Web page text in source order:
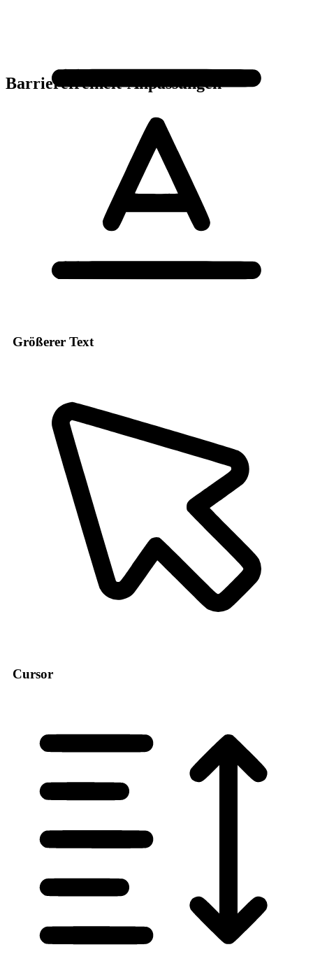
Barrierefreiheit-Anpassungen
Größerer Text
Cursor